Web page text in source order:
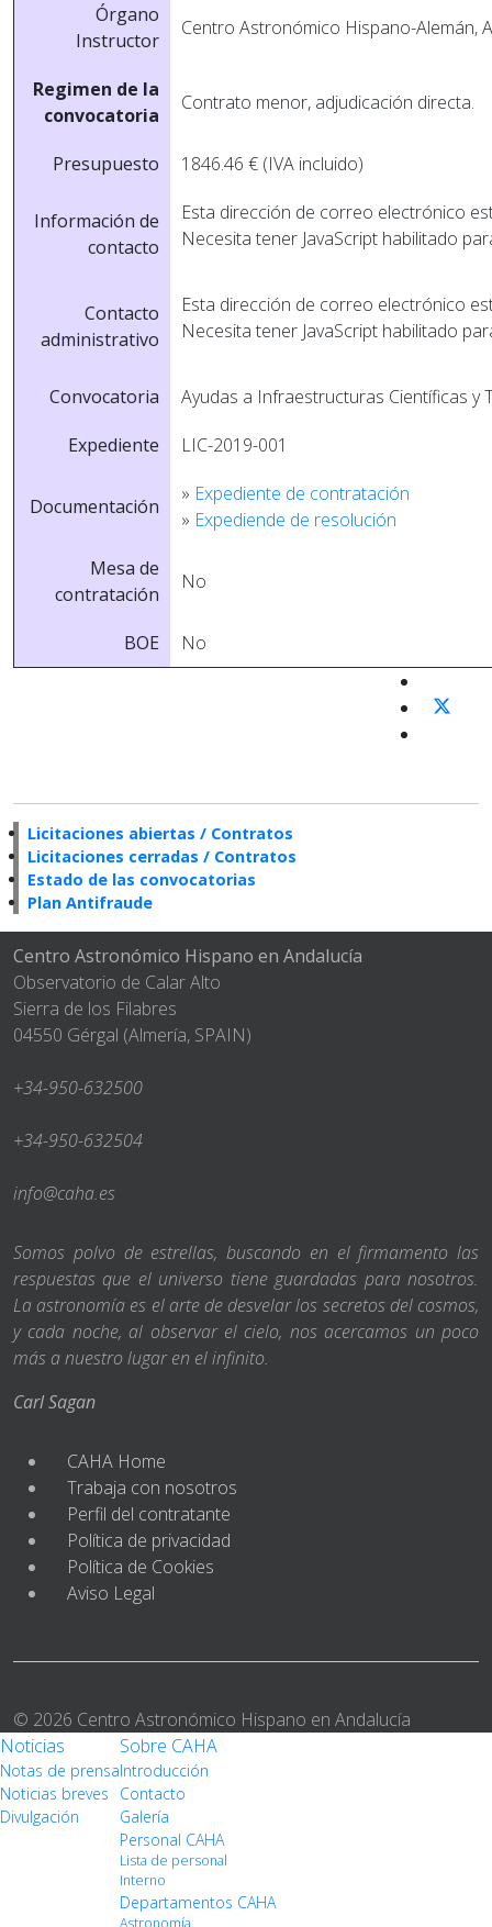
Órgano
Instructor
Centro Astronómico Hispano-Alemán,
Regimen de la
convocatoria
Contrato menor, adjudicación directa.
Presupuesto 1846.46 € (IVA incluido)
Información de
contacto
Esta dirección de correo electrónico
Necesita tener JavaScript habilitado
Contacto
administrativo
Esta dirección de correo electrónico
Necesita tener JavaScript habilitado
Convocatoria
Ayudas a Infraestructuras Cientí­ficas y
Expediente
LIC-2019-001
Documentación
» Expediente de contratación
» Expediende de resolución
Mesa de
contratación
No
BOE No
Licitaciones abiertas / Contratos
Licitaciones cerradas / Contratos
Estado de las convocatorias
Plan Antifraude
Centro Astronómico Hispano en Andalucía
Observatorio de Calar Alto
Sierra de los Filabres
04550 Gérgal (Almería, SPAIN)
+34-950-632500
+34-950-632504
info@caha.es
Somos polvo de estrellas, buscando en el firmamento las
respuestas que el universo tiene guardadas para nosotros.
La astronomía es el arte de desvelar los secretos del cosmos,
y cada noche, al observar el cielo, nos acercamos un poco
más a nuestro lugar en el infinito.
Carl Sagan
CAHA Home
Trabaja con nosotros
Perfil del contratante
Política de privacidad
Política de Cookies
Aviso Legal
© 2026 Centro Astronómico Hispano en Andalucía
Noticias
Notas de prensa
Noticias breves
Divulgación
Sobre CAHA
Introducción
Contacto
Galería
Personal CAHA
Lista de personal
Interno
Departamentos CAHA
Astronomía